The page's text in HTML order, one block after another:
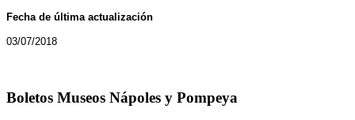
Fecha de última actualización
03/07/2018
Boletos Museos Nápoles y Pompeya